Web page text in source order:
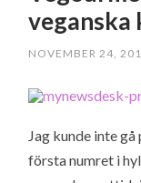
veganska
NOVEMBER 24,
Jag kunde inte
första numret i